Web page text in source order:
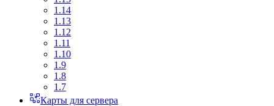
1.14
1.13
1.12
1.11
1.10
1.9
1.8
1.7
Карты для сервера